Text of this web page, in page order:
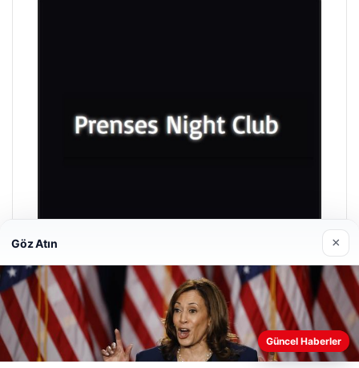
Prenses Night Club
29/04/2026
Web sitemizi nasıl kullandığınızı daha iyi anlayabilmek,
Göz Atın ×
Güncel Haberler